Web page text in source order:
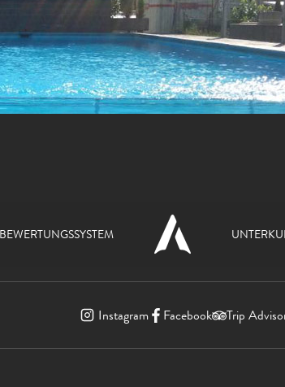
BEWERTUNGSSYSTEM
Instagram Facebook Trip